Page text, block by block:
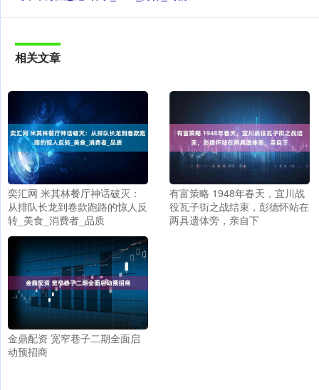
相关文章
奕汇网 米其林餐厅神话破灭：
从排队长龙到卷款跑路的惊人反
转_美食_消费者_品质
有富策略 1948年春天，宜川战
役瓦子街之战结束，彭德怀站在
两具遗体旁，亲自下
金鼎配资 宽窄巷子二期全面启
动预招商